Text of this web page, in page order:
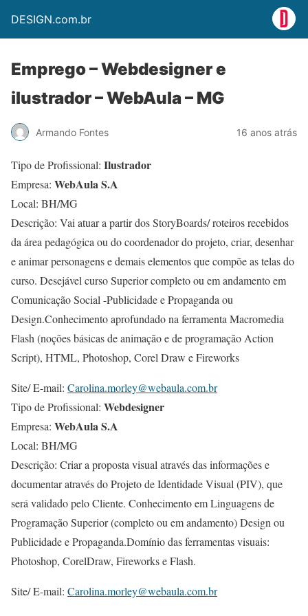
DESIGN.com.br
Emprego – Webdesigner e
ilustrador – WebAula – MG
Armando Fontes 16 anos atrás
Tipo de Profissional: Ilustrador
Empresa: WebAula S.A
Local: BH/MG
Descrição: Vai atuar a partir dos StoryBoards/ roteiros recebidos
da área pedagógica ou do coordenador do projeto, criar, desenhar
e animar personagens e demais elementos que compõe as telas do
curso. Desejável curso Superior completo ou em andamento em
Comunicação Social -Publicidade e Propaganda ou
Design.Conhecimento aprofundado na ferramenta Macromedia
Flash (noções básicas de animação e de programação Action
Script), HTML, Photoshop, Corel Draw e Fireworks
Site/ E-mail: Carolina.morley@webaula.com.br
Tipo de Profissional: Webdesigner
Empresa: WebAula S.A
Local: BH/MG
Descrição: Criar a proposta visual através das informações e
documentar através do Projeto de Identidade Visual (PIV), que
será validado pelo Cliente. Conhecimento em Linguagens de
Programação Superior (completo ou em andamento) Design ou
Publicidade e Propaganda.Domínio das ferramentas visuais:
Photoshop, CorelDraw, Fireworks e Flash.
Site/ E-mail: Carolina.morley@webaula.com.br